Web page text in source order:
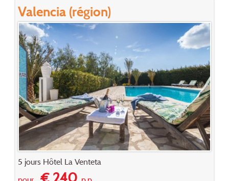
Valencia (région)
5 jours Hôtel La Venteta
€ 240